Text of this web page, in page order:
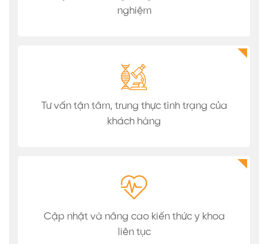
nghiệm
Tư vấn tận tâm, trung thực tình trạng của
khách hàng
Cập nhật và nâng cao kiến thức y khoa
liên tục